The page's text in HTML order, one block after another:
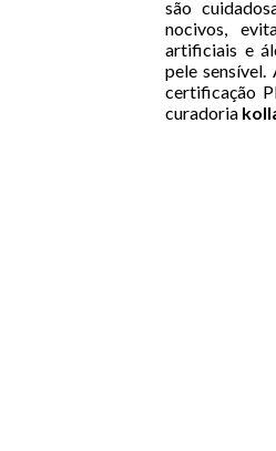
são
nocivos,
artificiais e
pele sensível.
certificação
curadoria